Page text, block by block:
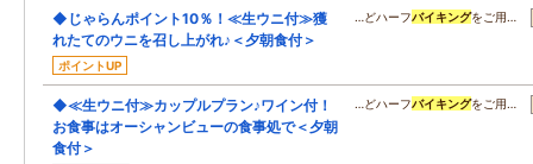
◆じゃらんポイント10％！≪生ウニ付≫獲
れたてのウニを召し上がれ♪＜夕朝食付＞
ポイントUP
…どハーフバイキングをご用…
◆≪生ウニ付≫カップルプラン♪ワイン付！
お食事はオーシャンビューの食事処で＜夕朝
食付＞
…どハーフバイキングをご用…